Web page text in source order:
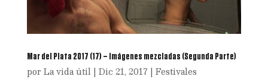
Mar del Plata 2017 (17) – Imágenes mezcladas (Segunda Parte)
por La vida útil| Dic 21, 2017| Festivales